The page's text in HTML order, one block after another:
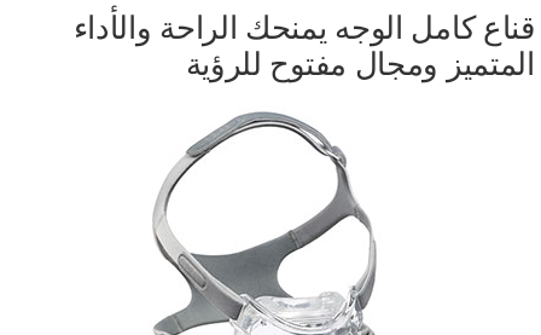
كامل الوجه يمنحك الراحة والأداء
ومجال مفتوح للرؤية